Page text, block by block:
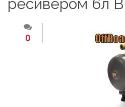
ресивером 6л
0